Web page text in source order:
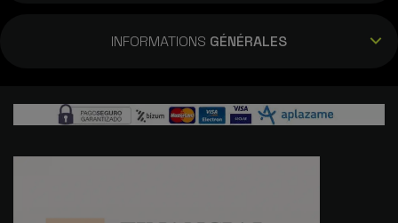
INFORMATIONS GÉNÉRALES